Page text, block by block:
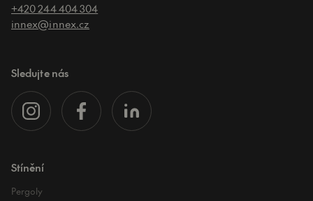
+420 244 404 304
innex@innex.cz
Sledujte nás
Stínění
Pergoly